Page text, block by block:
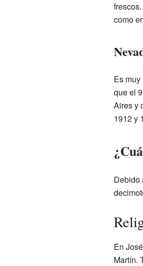
como
Es
que el
Aires y
1912 y
Debido
En
Martín.